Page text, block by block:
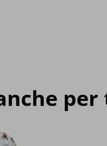
per